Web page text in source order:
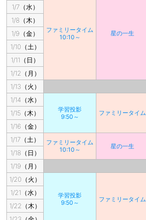
ファミリータイム
10:10～
星の一生
1/7（水）
1/8（木）
1/9（金）
1/10（土）
1/11（日）
1/12（月）
1/13（火）
1/14（水）
学習投影
9:50～
ファミリータイム
1/15（木）
1/16（金）
1/17（土）
ファミリータイム
10:10～
星の一生
1/18（日）
1/19（月）
1/20（火）
学習投影
9:50～
ファミリータイム
1/21（水）
1/22（木）